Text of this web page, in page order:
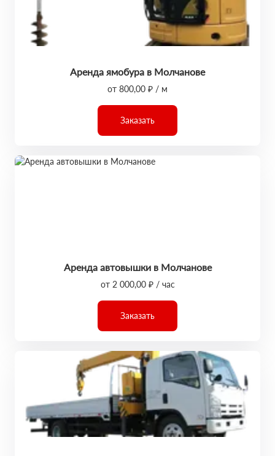
Аренда ямобура в Молчанове
от 800,00 ₽ / м
Заказать
Аренда автовышки в Молчанове
от 2 000,00 ₽ / час
Заказать